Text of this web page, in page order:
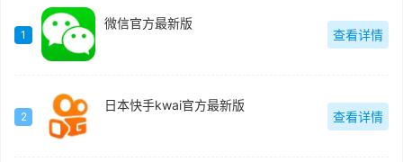
1
微信官方最新版
查看详情
2
日本快手kwai官方最新版
查看详情